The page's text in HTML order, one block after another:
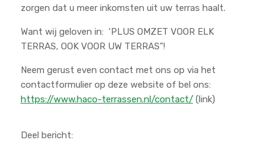
zorgen dat u meer inkomsten uit uw terras haalt.
Want wij geloven in: ‘PLUS OMZET VOOR ELK
TERRAS, OOK VOOR UW TERRAS”!
Neem gerust even contact met ons op via het
contactformulier op deze website of bel ons:
https://www.haco-terrassen.nl/contact/(link)
Deel bericht: